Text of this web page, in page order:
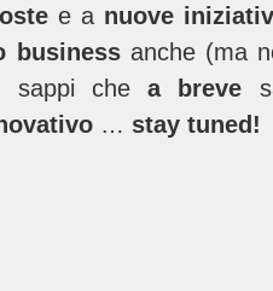
e a nuove
businessanche (ma
sappi chea breve
… stay tuned!